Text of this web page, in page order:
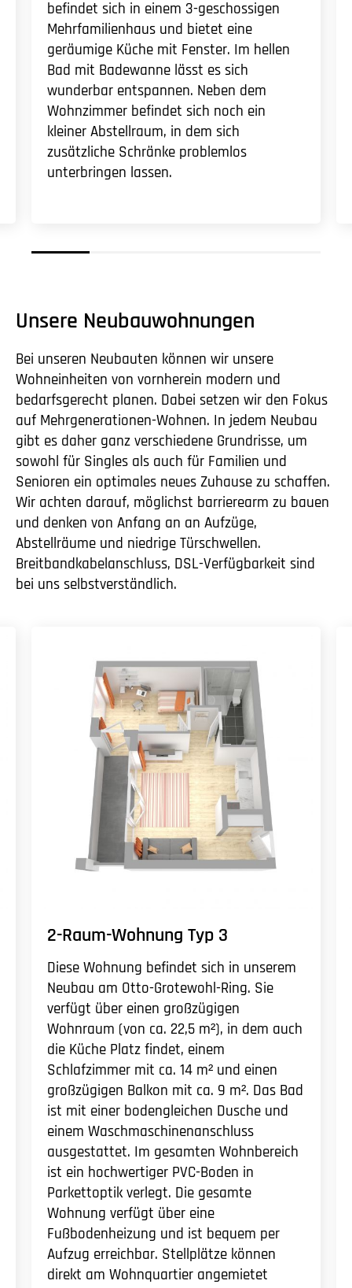
befindet sich in einem 3-geschossigen
Mehrfamilienhaus und bietet eine
geräumige Küche mit Fenster. Im hellen
Bad mit Badewanne lässt es sich
wunderbar entspannen. Neben dem
Wohnzimmer befindet sich noch ein
kleiner Abstellraum, in dem sich
zusätzliche Schränke problemlos
unterbringen lassen.
Unsere Neubauwohnungen
Bei unseren Neubauten können wir unsere
Wohneinheiten von vornherein modern und
bedarfsgerecht planen. Dabei setzen wir den Fokus
auf Mehrgenerationen-Wohnen. In jedem Neubau
gibt es daher ganz verschiedene Grundrisse, um
sowohl für Singles als auch für Familien und
Senioren ein optimales neues Zuhause zu schaffen.
Wir achten darauf, möglichst barrierearm zu bauen
und denken von Anfang an an Aufzüge,
Abstellräume und niedrige Türschwellen.
Breitbandkabelanschluss, DSL-Verfügbarkeit sind
bei uns selbstverständlich.
2-Raum-Wohnung Typ 3
Diese Wohnung befindet sich in unserem
Neubau am Otto-Grotewohl-Ring. Sie
verfügt über einen großzügigen
Wohnraum (von ca. 22,5 m²), in dem auch
die Küche Platz findet, einem
Schlafzimmer mit ca. 14 m² und einen
großzügigen Balkon mit ca. 9 m². Das Bad
ist mit einer bodengleichen Dusche und
einem Waschmaschinenanschluss
ausgestattet. Im gesamten Wohnbereich
ist ein hochwertiger PVC-Boden in
Parkettoptik verlegt. Die gesamte
Wohnung verfügt über eine
Fußbodenheizung und ist bequem per
Aufzug erreichbar. Stellplätze können
direkt am Wohnquartier angemietet